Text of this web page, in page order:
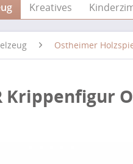
Kreatives
Ostheimer
Krippenfigur